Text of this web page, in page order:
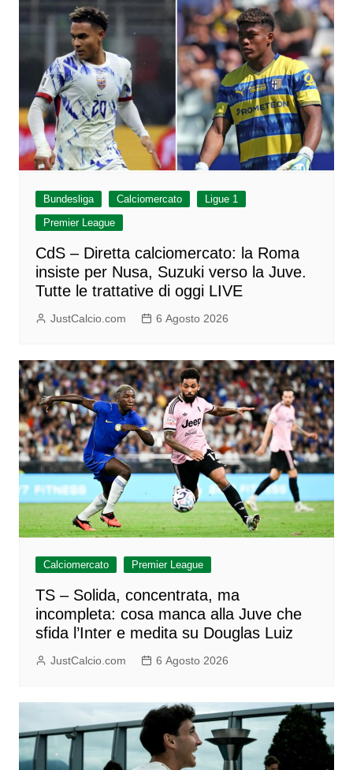
Bundesliga Calciomercato
Ligue 1
Premier League
CdS – Diretta calciomercato: la Roma
insiste per Nusa, Suzuki verso la Juve.
Tutte le trattative di oggi LIVE
JustCalcio.com 6 Agosto 2026
Calciomercato Premier League
TS – Solida, concentrata, ma
incompleta: cosa manca alla Juve che
sfida l’Inter e medita su Douglas Luiz
JustCalcio.com 6 Agosto 2026